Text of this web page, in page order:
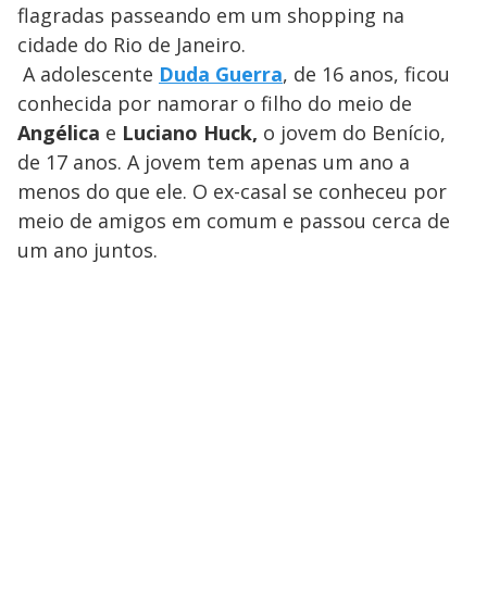
flagradas passeando em um shopping na
cidade do Rio de Janeiro.
A adolescente Duda Guerra, de 16 anos, ficou
conhecida por namorar o filho do meio de
Angélica e Luciano Huck, o jovem do Benício,
de 17 anos. A jovem tem apenas um ano a
menos do que ele. O ex-casal se conheceu por
meio de amigos em comum e passou cerca de
um ano juntos.